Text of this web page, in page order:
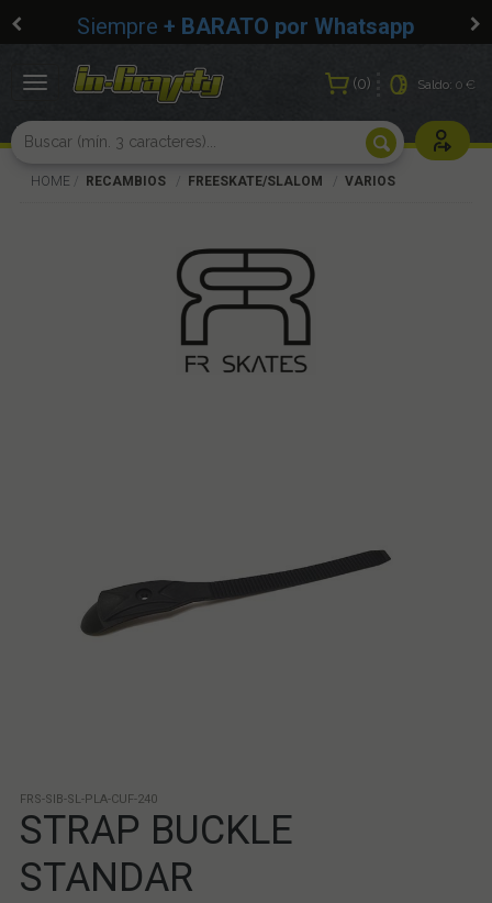
Siempre + BARATO por Whatsapp
0 Saldo:0 €
Usuarios
Toggle
HOME RECAMBIOS FREESKATE/SLALOM VARIOS
FRS-SIB-SL-PLA-CUF-240
STRAP BUCKLE
STANDAR